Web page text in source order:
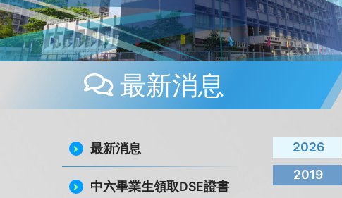
最新消息
最新消息
中六畢業生領取DSE證書
2026
2019